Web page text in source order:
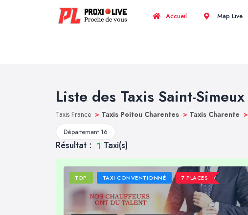
Accueil Map Live
Liste des Taxis Saint-Simeux
Taxis France > Taxis Poitou Charentes > Taxis Charente >
Département 16
Résultat : 1 Taxi(s)
TOP TAXI CONVENTIONNÉ 7 PLACES